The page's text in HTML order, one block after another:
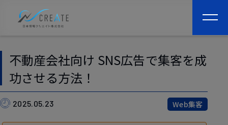
不動産会社向け SNS広告で集客を成
功させる方法！
2025.05.23 Web集客